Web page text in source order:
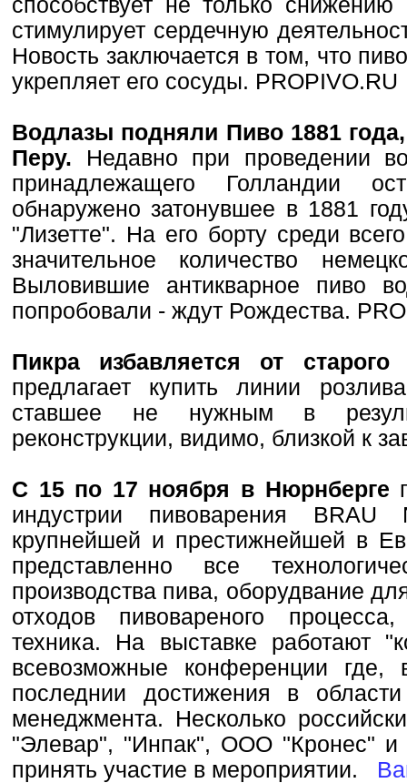
способствует не только
стимулирует сердечную
Новость заключается в том, что
укрепляет его сосуды.
Водлазы подняли Пиво 1881
Перу. Недавно при проведении
принадлежащего Голландии
обнаружено затонувшее в 1881
"Лизетте". На его борту среди
значительное количество
Выловившие антикварное пиво
попробовали - ждут Рождества.
Пикра избавляется от старого
предлагает купить линии
ставшее не нужным в
реконструкции, видимо, близкой к
С 15 по 17 ноября в Нюрнберге
индустрии пивоварения
крупнейшей и престижнейшей в
представленно все
производства пива, оборудвание
отходов пивовареного
техника. На выставке работают
всевозможные конференции где,
последнии достижения в
менеджмента. Несколько
"Элевар", "Инпак", ООО "Кронес" и
принять участие в мероприятии.